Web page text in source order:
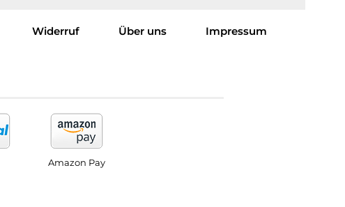
Widerruf Über uns Impressum
Amazon Pay